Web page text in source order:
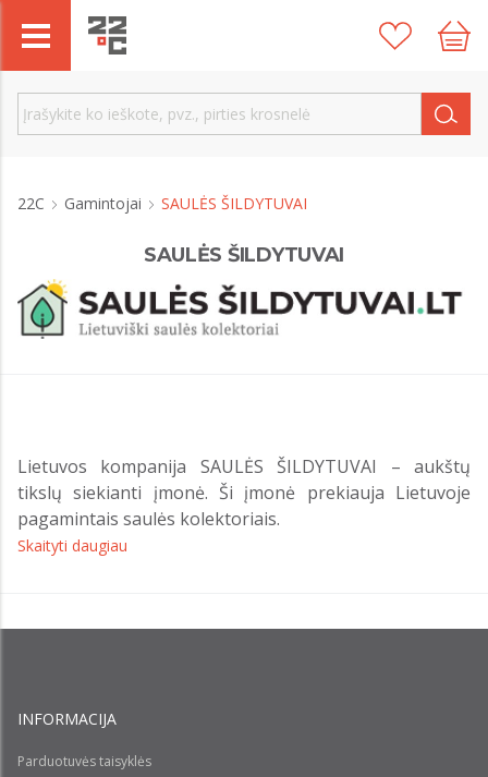
22C Gamintojai SAULĖS ŠILDYTUVAI
SAULĖS ŠILDYTUVAI
Lietuvos kompanija SAULĖS ŠILDYTUVAI – aukštų
tikslų siekianti įmonė. Ši įmonė prekiauja Lietuvoje
pagamintais saulės kolektoriais.
Skaityti daugiau
INFORMACIJA
Parduotuvės taisyklės